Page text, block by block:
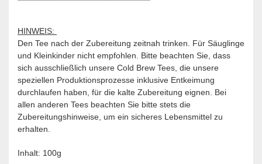
HINWEIS:
Den Tee nach der Zubereitung zeitnah trinken. Für Säuglinge
und Kleinkinder nicht empfohlen. Bitte beachten Sie, dass
sich ausschließlich unsere Cold Brew Tees, die unsere
speziellen Produktionsprozesse inklusive Entkeimung
durchlaufen haben, für die kalte Zubereitung eignen. Bei
allen anderen Tees beachten Sie bitte stets die
Zubereitungshinweise, um ein sicheres Lebensmittel zu
erhalten.
Inhalt: 100g